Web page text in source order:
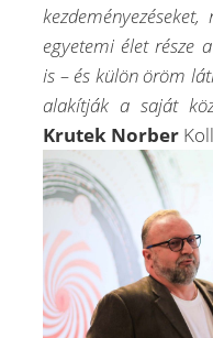
kezdeményezéseket,
egyetemiélet része
is – és külön öröm
alakítják a saját
Krutek Norber